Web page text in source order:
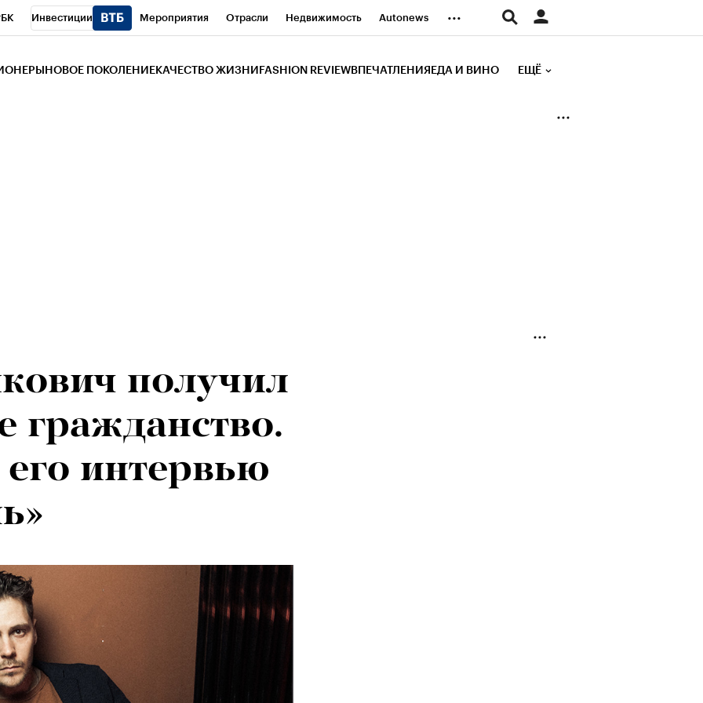
Инвестиции Мероприятия Отрасли Недвижимость Autonews ...
НОВОЕ ПОКОЛЕНИЕ КАЧЕСТВО ЖИЗНИ FASHION REVIEW ВПЕЧАТЛЕНИЯ ЕДА И ВИНО ЕЩЁ
получил
гражданство.
интервью
людей от
театровед —
Юрия